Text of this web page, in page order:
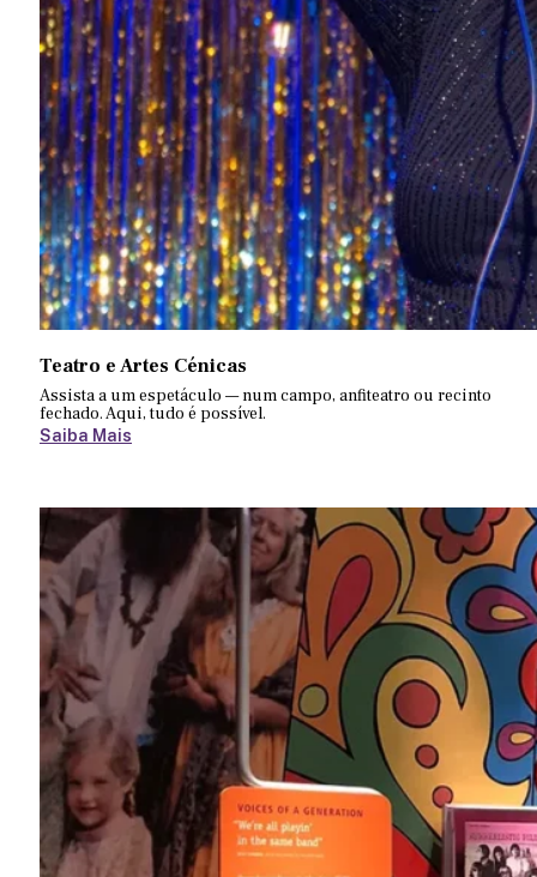
Teatro e Artes Cénicas
Assista a um espetáculo — num campo, anfiteatro ou recinto
fechado. Aqui, tudo é possível.
Saiba Mais